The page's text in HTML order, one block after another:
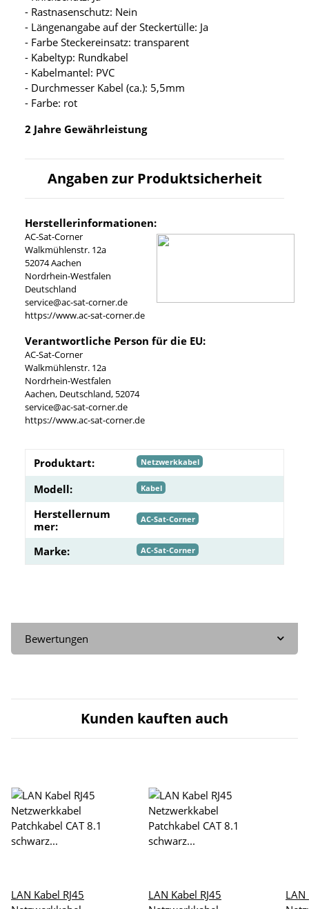
- Rastnasenschutz: Nein
- Längenangabe auf der Steckertülle: Ja
- Farbe Steckereinsatz: transparent
- Kabeltyp: Rundkabel
- Kabelmantel: PVC
- Durchmesser Kabel (ca.): 5,5mm
- Farbe: rot
2 Jahre Gewährleistung
Angaben zur Produktsicherheit
Herstellerinformationen:
AC-Sat-Corner
Walkmühlenstr. 12a
52074 Aachen
Nordrhein-Westfalen
Deutschland
service@ac-sat-corner.de
https://www.ac-sat-corner.de
Verantwortliche Person für die EU:
AC-Sat-Corner
Walkmühlenstr. 12a
Nordrhein-Westfalen
Aachen, Deutschland, 52074
service@ac-sat-corner.de
https://www.ac-sat-corner.de
Produktart: Netzwerkkabel
Modell: Kabel
Herstellernum
mer:
AC-Sat-Corner
Marke: AC-Sat-Corner
Bewertungen
Kunden kauften auch
LAN Kabel RJ45
LAN Kabel RJ45
LAN